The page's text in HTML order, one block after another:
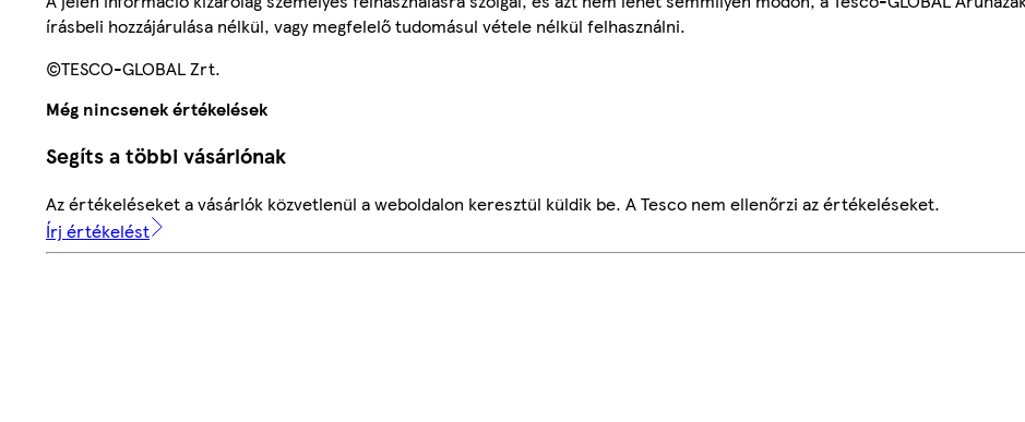
írásbeli hozzájárulása nélkül, vagy megfelelő tudomásul vétele nélkül felhasználni.
©TESCO-GLOBAL Zrt.
Még nincsenek értékelések
Segíts a többi vásárlónak
Az értékeléseket a vásárlók közvetlenül a weboldalon keresztül küldik be. A Tesco nem ellenőrzi az értékeléseket.
Írj értékelést